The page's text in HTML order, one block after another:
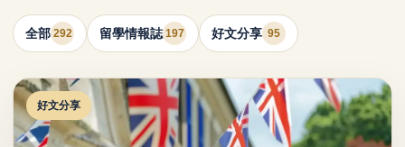
全部 292 留學情報誌 197 好文分享 95
好文分享